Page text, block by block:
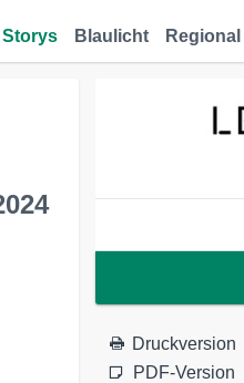
Storys Blaulicht Regional
Druckversion
PDF-Version